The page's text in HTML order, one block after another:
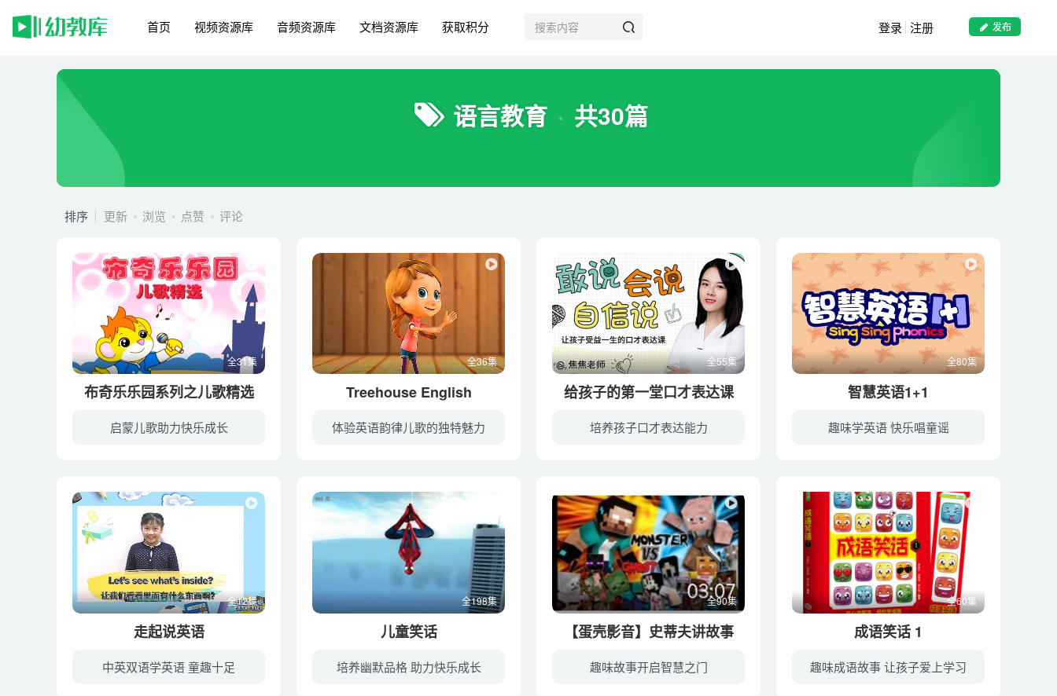
首页 视频资源库 音频资源库 文档资源库 获取积分 发布
登录 注册
语言教育 共30篇
排序 更新 浏览 点赞 评论
全31集
布奇乐乐园系列之儿歌精选
启蒙儿歌助力快乐成长
全36集
Treehouse English
体验英语韵律儿歌的独特魅力
全55集
给孩子的第一堂口才表达课
培养孩子口才表达能力
全80集
智慧英语1+1
趣味学英语 快乐唱童谣
全12集
走起说英语
中英双语学英语 童趣十足
全198集
儿童笑话
培养幽默品格 助力快乐成长
全90集
【蛋壳影音】史蒂夫讲故事
趣味故事开启智慧之门
全60集
成语笑话 1
趣味成语故事 让孩子爱上学习